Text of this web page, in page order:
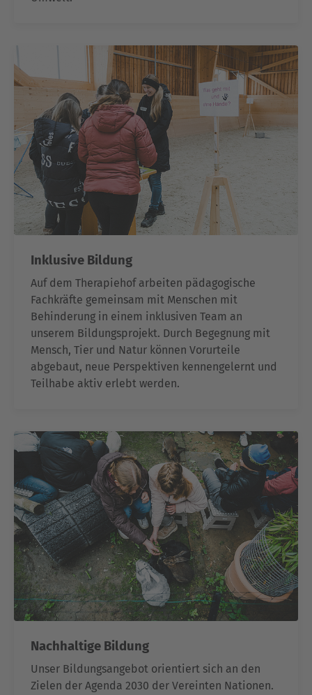
Inklusive Bildung
Auf dem Therapiehof arbeiten pädagogische
Fachkräfte gemeinsam mit Menschen mit
Behinderung in einem inklusiven Team an
unserem Bildungsprojekt. Durch Begegnung mit
Mensch, Tier und Natur können Vorurteile
abgebaut, neue Perspektiven kennengelernt und
Teilhabe aktiv erlebt werden.
Nachhaltige Bildung
Unser Bildungsangebot orientiert sich an den
Zielen der Agenda 2030 der Vereinten Nationen.